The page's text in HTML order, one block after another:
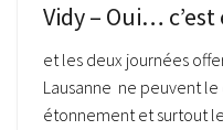
Vidy – Oui…
et les deux journées
Lausanne ne peuvent
étonnement et surtout